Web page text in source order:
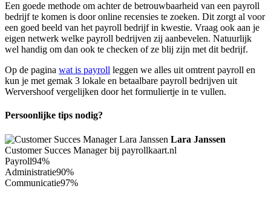
Een goede methode om achter de betrouwbaarheid van een payroll
bedrijf te komen is door online recensies te zoeken. Dit zorgt al voor
een goed beeld van het payroll bedrijf in kwestie. Vraag ook aan je
eigen netwerk welke payroll bedrijven zij aanbevelen. Natuurlijk
wel handig om dan ook te checken of ze blij zijn met dit bedrijf.
Op de pagina wat is payroll leggen we alles uit omtrent payroll en
kun je met gemak 3 lokale en betaalbare payroll bedrijven uit
Wervershoof vergelijken door het formuliertje in te vullen.
Persoonlijke tips nodig?
Lara Janssen
Customer Succes Manager bij payrollkaart.nl
Payroll94%
Administratie90%
Communicatie97%